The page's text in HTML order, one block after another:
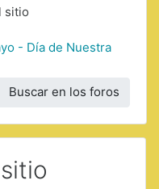
sitio
- Día de Nuestra
Buscar en los foros